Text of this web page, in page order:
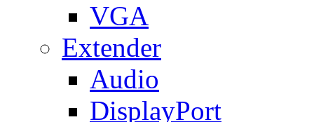
VGA
Extender
Audio
DisplayPort